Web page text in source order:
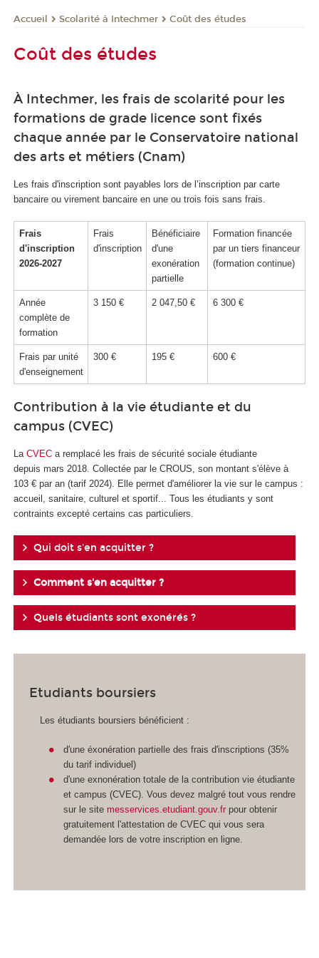
Accueil Scolarité à Intechmer Coût des études
Coût des études
À Intechmer, les frais de scolarité pour les
formations de grade licence sont fixés
chaque année par le Conservatoire national
des arts et métiers (Cnam)
Les frais d'inscription sont payables lors de l’inscription par carte
bancaire ou virement bancaire en une ou trois fois sans frais.
Frais
d'inscription
2026-2027
Frais
d'inscription
Bénéficiaire
d'une
exonération
partielle
Formation financée
par un tiers financeur
(formation continue)
Année
complète de
formation
3 150 € 2 047,50 € 6 300 €
Frais par unité
d'enseignement
300 € 195 € 600 €
Contribution à la vie étudiante et du
campus (CVEC)
La CVEC a remplacé les frais de sécurité sociale étudiante
depuis mars 2018. Collectée par le CROUS, son montant s'élève à
103 € par an (tarif 2024). Elle permet d'améliorer la vie sur le campus :
accueil, sanitaire, culturel et sportif... Tous les étudiants y sont
contraints excepté certains cas particuliers.
Qui doit s'en acquitter ?
Comment s'en acquitter ?
Quels étudiants sont exonérés ?
Etudiants boursiers
Les étudiants boursiers bénéficient :
d'une éxonération partielle des frais d'inscriptions (35%
du tarif individuel)
d'une exnonération totale de la contribution vie étudiante
et campus (CVEC). Vous devez malgré tout vous rendre
sur le site messervices.etudiant.gouv.frpour obtenir
gratuitement l'attestation de CVEC qui vous sera
demandée lors de votre inscription en ligne.